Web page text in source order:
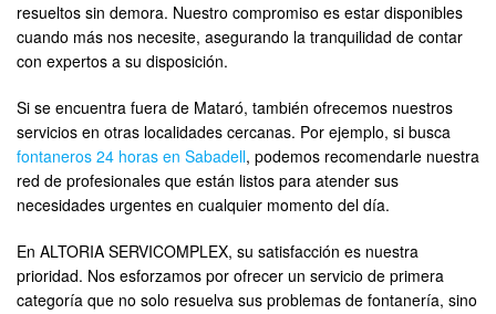
resueltos sin demora. Nuestro compromiso es estar disponibles
cuando más nos necesite, asegurando la tranquilidad de contar
con expertos a su disposición.
Si se encuentra fuera de Mataró, también ofrecemos nuestros
servicios en otras localidades cercanas. Por ejemplo, si busca
fontaneros 24 horas en Sabadell, podemos recomendarle nuestra
red de profesionales que están listos para atender sus
necesidades urgentes en cualquier momento del día.
En ALTORIA SERVICOMPLEX, su satisfacción es nuestra
prioridad. Nos esforzamos por ofrecer un servicio de primera
categoría que no solo resuelva sus problemas de fontanería, sino